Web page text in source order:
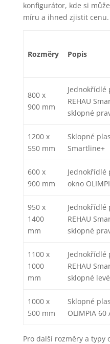
konfigurátor, kde si
míru a ihned zjistit cenu.
Rozměry Popis
800 x
900 mm
Jednokřídlé
REHAU
sklopné
1200 x
550 mm
Sklopné
Smartline+
600 x
900 mm
Jednokřídlé
okno
950 x
1400
mm
Jednokřídlé
REHAU
sklopné
1100 x
1000
mm
Jednokřídlé
REHAU
sklopné levé
1000 x
500 mm
Sklopné
OLIMPIA 60
Pro další rozměry a typy